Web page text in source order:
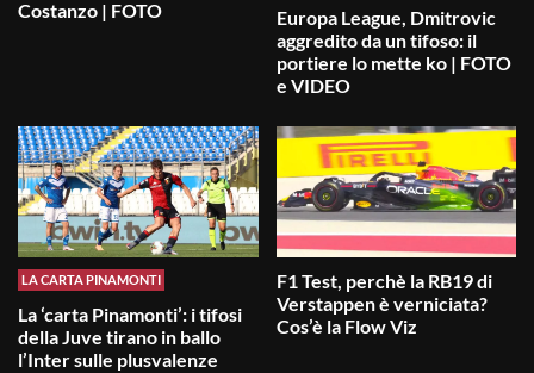
Costanzo | FOTO
Europa League, Dmitrovic
aggredito da un tifoso: il
portiere lo mette ko | FOTO
e VIDEO
LA CARTA PINAMONTI
La ‘carta Pinamonti’: i tifosi
della Juve tirano in ballo
l’Inter sulle plusvalenze
F1 Test, perchè la RB19 di
Verstappen è verniciata?
Cos’è la Flow Viz